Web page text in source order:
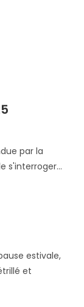
par la
s'interroger...
estivale,
et